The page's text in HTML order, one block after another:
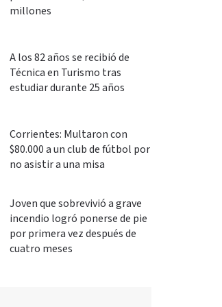
millones
A los 82 años se recibió de
Técnica en Turismo tras
estudiar durante 25 años
Corrientes: Multaron con
$80.000 a un club de fútbol por
no asistir a una misa
Joven que sobrevivió a grave
incendio logró ponerse de pie
por primera vez después de
cuatro meses